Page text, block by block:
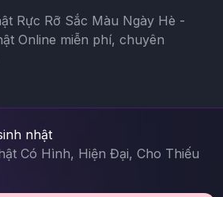
Rực Rỡ Sắc Màu Ngày Hè -
Online miễn phí, chuyên
nhật
Có Hình, Hiện Đại, Cho Thiếu